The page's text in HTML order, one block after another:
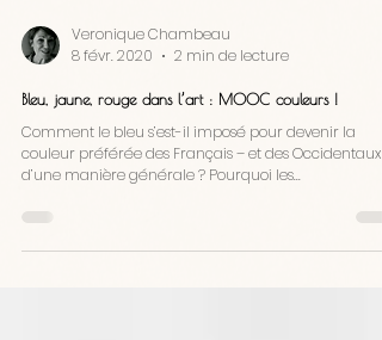
Veronique Chambeau
8 févr. 2020
2 min de lecture
Bleu, jaune, rouge dans l’art : MOOC couleurs !
d’une manière générale ? Pourquoi les...